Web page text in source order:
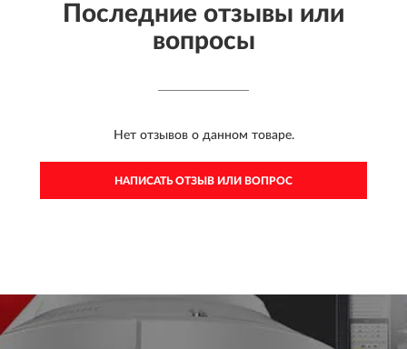
Последние отзывы или
вопросы
Нет отзывов о данном товаре.
НАПИСАТЬ ОТЗЫВ ИЛИ ВОПРОС